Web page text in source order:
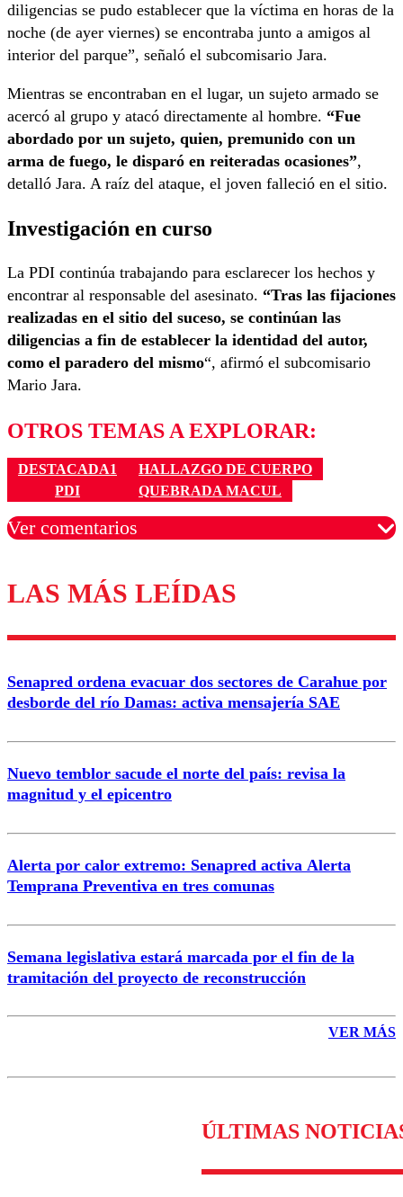
diligencias se pudo establecer que la víctima en horas de la
noche (de ayer viernes) se encontraba junto a amigos al
interior del parque”, señaló el subcomisario Jara.
Mientras se encontraban en el lugar, un sujeto armado se
acercó al grupo y atacó directamente al hombre. “Fue
abordado por un sujeto, quien, premunido con un
arma de fuego, le disparó en reiteradas ocasiones”,
detalló Jara. A raíz del ataque, el joven falleció en el sitio.
Investigación en curso
La PDI continúa trabajando para esclarecer los hechos y
encontrar al responsable del asesinato. “Tras las fijaciones
realizadas en el sitio del suceso, se continúan las
diligencias a fin de establecer la identidad del autor,
como el paradero del mismo“, afirmó el subcomisario
Mario Jara.
OTROS TEMAS A EXPLORAR:
DESTACADA1
HALLAZGO DE CUERPO
PDI
QUEBRADA MACUL
Ver comentarios
Los comentarios son moderados para garantizar un
diálogo respetuoso.
Correo
LAS MÁS LEÍDAS
Senapred ordena evacuar dos sectores de Carahue por
desborde del río Damas: activa mensajería SAE
Nuevo temblor sacude el norte del país: revisa la
magnitud y el epicentro
Alerta por calor extremo: Senapred activa Alerta
Temprana Preventiva en tres comunas
Semana legislativa estará marcada por el fin de la
tramitación del proyecto de reconstrucción
VER MÁS
ÚLTIMAS